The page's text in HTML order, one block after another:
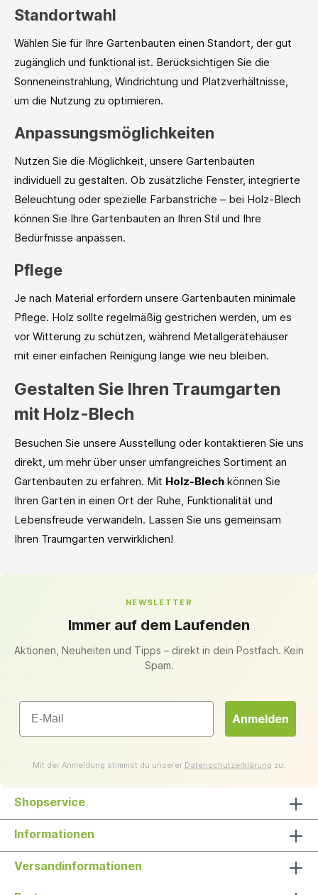
Standortwahl
Wählen Sie für Ihre Gartenbauten einen Standort, der gut
zugänglich und funktional ist. Berücksichtigen Sie die
Sonneneinstrahlung, Windrichtung und Platzverhältnisse,
um die Nutzung zu optimieren.
Anpassungsmöglichkeiten
Nutzen Sie die Möglichkeit, unsere Gartenbauten
individuell zu gestalten. Ob zusätzliche Fenster, integrierte
Beleuchtung oder spezielle Farbanstriche – bei Holz-Blech
können Sie Ihre Gartenbauten an Ihren Stil und Ihre
Bedürfnisse anpassen.
Pflege
Je nach Material erfordern unsere Gartenbauten minimale
Pflege. Holz sollte regelmäßig gestrichen werden, um es
vor Witterung zu schützen, während Metallgerätehäuser
mit einer einfachen Reinigung lange wie neu bleiben.
Gestalten Sie Ihren Traumgarten
mit Holz-Blech
Besuchen Sie unsere Ausstellung oder kontaktieren Sie uns
direkt, um mehr über unser umfangreiches Sortiment an
Gartenbauten zu erfahren. Mit Holz-Blech können Sie
Ihren Garten in einen Ort der Ruhe, Funktionalität und
Lebensfreude verwandeln. Lassen Sie uns gemeinsam
Ihren Traumgarten verwirklichen!
NEWSLETTER
Immer auf dem Laufenden
Aktionen, Neuheiten und Tipps – direkt in dein Postfach. Kein
Spam.
Email
Anmelden
Mit der Anmeldung stimmst du unserer Datenschutzerklärung zu.
Shopservice
Informationen
Versandinformationen